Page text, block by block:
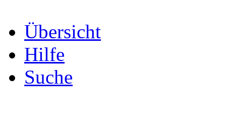
Übersicht
Hilfe
Suche